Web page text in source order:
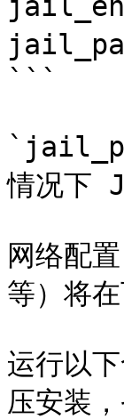
```
情况下
网络
等）将
运行以
压安装